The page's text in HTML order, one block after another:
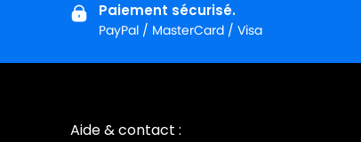
Paiement sécurisé.
PayPal / MasterCard / Visa
Aide & contact :